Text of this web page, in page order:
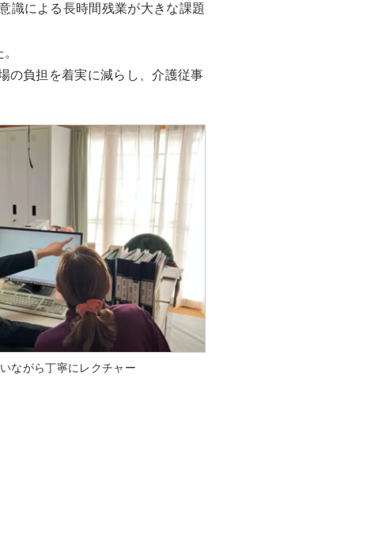
識による長時間残業が大きな課題
の負担を着実に減らし、介護従事
ながら丁寧にレクチャー